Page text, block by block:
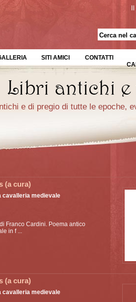
SITI AMICI
CONTATTI
e di pregio di tutte le epoche,
(a cura)
cavalleria medievale
Franco Cardini. Poema antico
in f ...
(a cura)
cavalleria medievale